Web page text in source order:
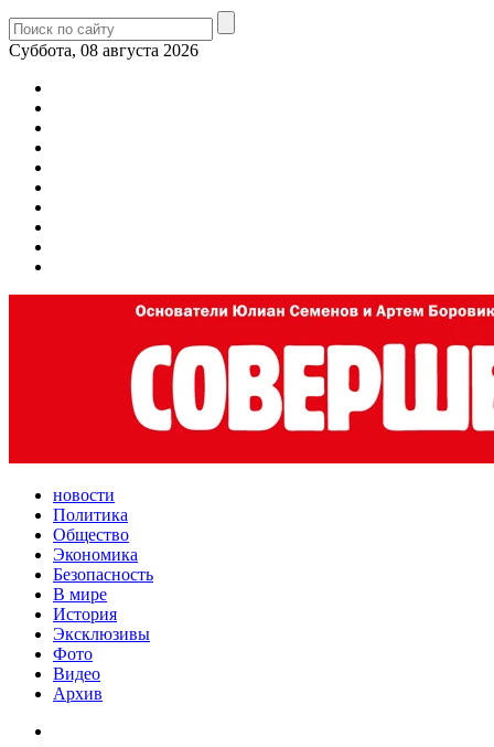
Суббота, 08 августа 2026
новости
Политика
Общество
Экономика
Безопасность
В мире
История
Эксклюзивы
Фото
Видео
Архив